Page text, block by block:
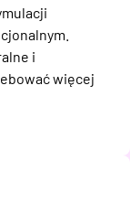
i
więcej